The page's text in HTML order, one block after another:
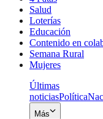
Salud
Loterías
Educación
Contenido en
Semana Rural
Mujeres
Últimas
noticiasPolítica
Más